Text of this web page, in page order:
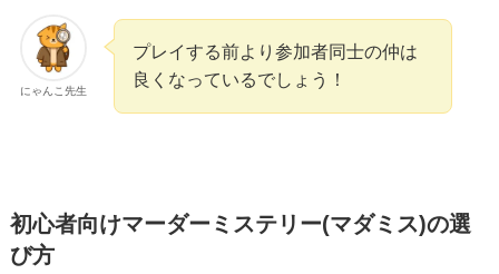
にゃんこ先生
プレイする前より参加者同士の仲は
良くなっているでしょう！
初心者向けマーダーミステリー(マダミス)の選
び方